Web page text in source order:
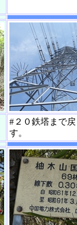
#２０鉄塔まで
す。